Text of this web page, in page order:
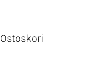
Ostoskori